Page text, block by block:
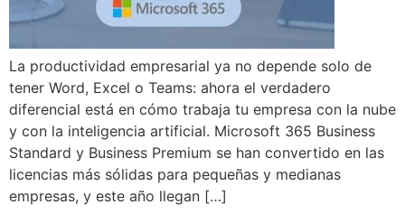
La productividad empresarial ya no depende solo de
tener Word, Excel o Teams: ahora el verdadero
diferencial está en cómo trabaja tu empresa con la nube
y con la inteligencia artificial. Microsoft 365 Business
Standard y Business Premium se han convertido en las
licencias más sólidas para pequeñas y medianas
empresas, y este año llegan […]